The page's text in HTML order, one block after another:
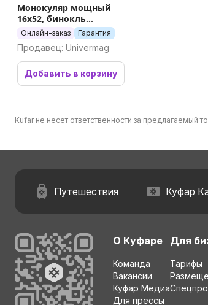
Монокуляр мощный
16х52, бинокль
охотничий,
туристический,
детский, подзорная
зрительная труба
Bushne
Онлайн-заказ Гарантия
Продавец: Univermag
Добавить в корзину
Kufar не несет ответственности за предлагаемый
Путешествия Куфар
О Куфаре
Команда
Вакансии
Куфар Медиа
Для прессы
Для
Тарифы